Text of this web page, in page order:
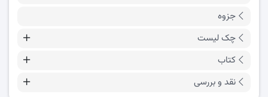
جزوه
چک لیست
کتاب
نقد و بررسی